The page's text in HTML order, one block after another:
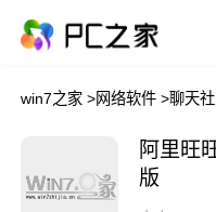
win7之家 >网络软件 >聊天
阿里旺
版